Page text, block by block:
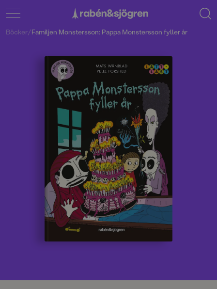
Böcker/Familjen Monstersson: Pappa Monstersson fyller år